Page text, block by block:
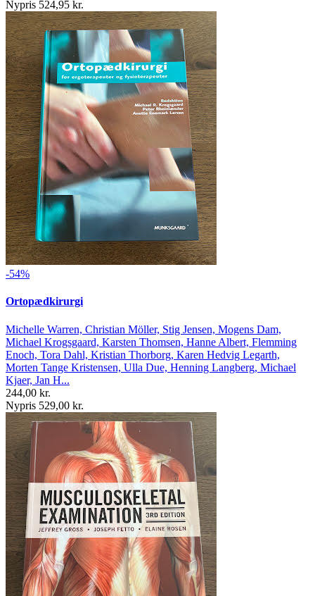
Nypris 524,95 kr.
-54%
Ortopædkirurgi
Michelle Warren, Christian Möller, Stig Jensen, Mogens Dam,
Michael Krogsgaard, Karsten Thomsen, Hanne Albert, Flemming
Enoch, Tora Dahl, Kristian Thorborg, Karen Hedvig Legarth,
Morten Tange Kristensen, Ulla Due, Henning Langberg, Michael
Kjaer, Jan H...
244,00 kr.
Nypris 529,00 kr.